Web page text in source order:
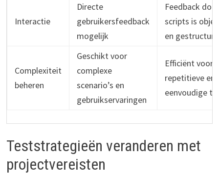
Interactie
Directe
gebruikersfeedback
mogelijk
Feedback door
scripts is
en
Complexiteit
beheren
Geschikt voor
complexe
scenario’s en
gebruikservaringen
Efficiënt voor
repetitieve en
eenvoudige
Teststrategieën veranderen met
projectvereisten